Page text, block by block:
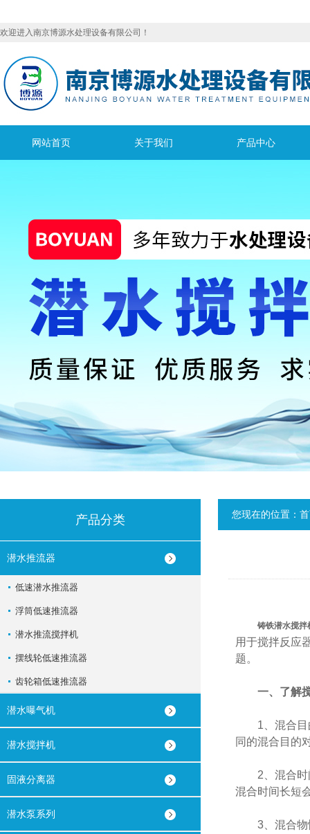
欢迎进入南京博源水处理设备有限公司！
网站首页 关于我们 产品中心
产品分类
潜水推流器
低速潜水推流器
浮筒低速推流器
潜水推流搅拌机
摆线轮低速推流器
齿轮箱低速推流器
潜水曝气机
潜水搅拌机
固液分离器
潜水泵系列
您现在的位置：
铸铁潜水搅拌
用于搅拌反应
题。
一、了解
1、混合目的
同的混合目的
2、混合时间
混合时间长短
3、混合物性